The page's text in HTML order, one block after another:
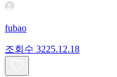
fubao
조회수 3225.12.18